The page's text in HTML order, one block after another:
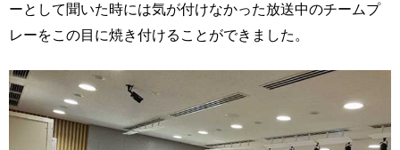
ーとして聞いた時には気が付けなかった放送中のチームプ
レーをこの目に焼き付けることができました。